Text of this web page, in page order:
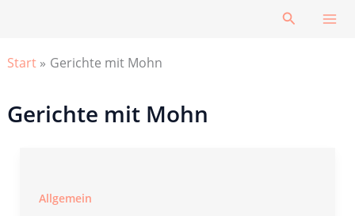
Suchen
Start Gerichte mit Mohn
Gerichte mit Mohn
Allgemein